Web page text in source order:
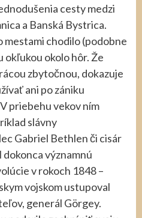
cesty medzi
a Banská Bystrica.
mestami chodilo (podobne
okľukou okolo hôr. Že
zbytočnou, dokazuje
ani po zániku
priebehu vekov ním
slávny
Gabriel Bethlen či cisár
významnú
v rokoch 1848 –
vojskom ustupoval
generál Görgey.